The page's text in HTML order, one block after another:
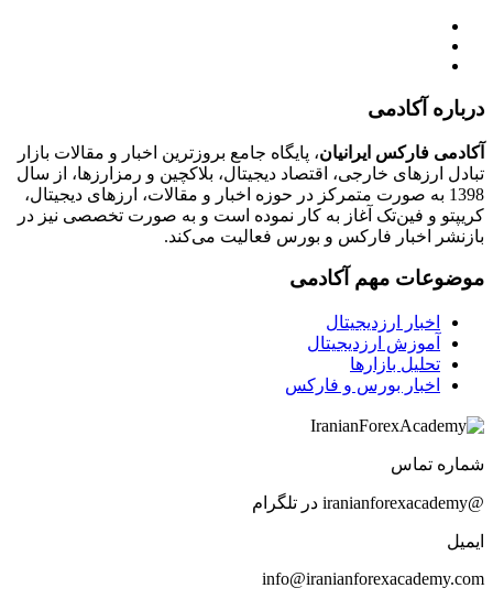
درباره آکادمی
آکادمی فارکس ایرانیان، پایگاه جامع بروزترین اخبار و مقالات بازار
تبادل ارزهای خارجی، اقتصاد دیجیتال، بلاکچین و رمزارزها، از سال
1398 به صورت متمرکز در حوزه اخبار و مقالات، ارزهای‌ دیجیتال،
کریپتو و فین‌تک آغاز به کار نموده است و به صورت تخصصی نیز در
بازنشر اخبار فارکس و بورس فعالیت می‌کند.
موضوعات مهم آکادمی
اخبار ارزدیجیتال
آموزش ارزدیجیتال
تحلیل بازارها
اخبار بورس و فارکس
شماره تماس
@iranianforexacademy در تلگرام
ایمیل
info@iranianforexacademy.com